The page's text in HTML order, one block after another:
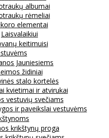
albumai
rėmeliai
elementai
Laisvalaikiui
keitimuisi
Jauniesiems
židiniai
stalo kortelės
kvietimai ir atvirukai
vestuvių svečiams
ir paveikslai vestuvėms
krikštynų proga